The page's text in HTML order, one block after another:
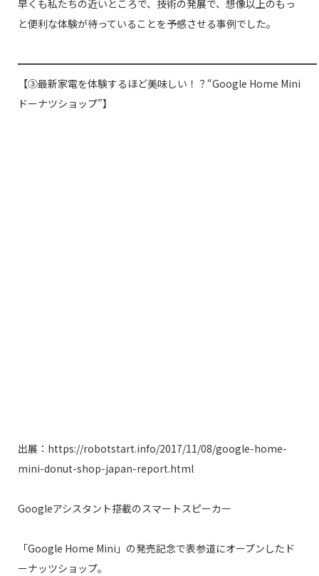
早くも私たちの近いところで、技術の発展で、想像以上のもっ
と便利な体験が待っていることを予感させる事例でした。
━━━━━━━━━━━━━━━━━━━━━━━━━━━━━━
【③最新家電を体験するほど美味しい！？“Google Home Mini
ドーナツショップ”】
出展：https://robotstart.info/2017/11/08/google-home-
mini-donut-shop-japan-report.html
Googleアシスタント搭載のスマートスピーカー
「Google Home Mini」の発売記念で表参道にオープンしたド
ーナッツショップ。